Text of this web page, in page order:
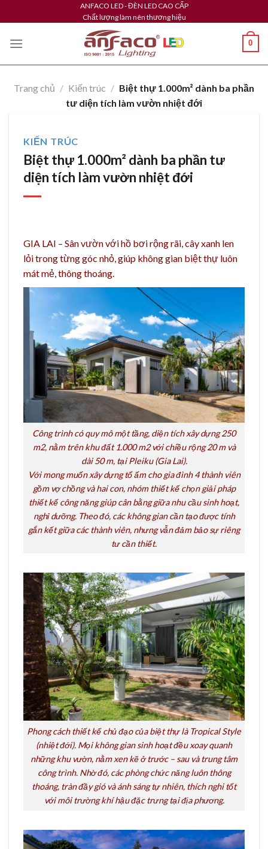
to
content
ANFACO LED - ĐÈN LED CAO CẤP
Chất lượng làm nên thương hiệu
0
Trang chủ / Kiến trúc / Biệt thự 1.000m² dành ba phần
tư diện tích làm vườn nhiệt đới
KIẾN TRÚC
Biệt thự 1.000m² dành ba phần tư
diện tích làm vườn nhiệt đới
GIA LAI – Sân vườn với hồ bơi rộng rãi, cây xanh len
lỏi trong từng góc nhỏ, giúp không gian biệt thự luôn
mát mẻ, thông thoáng.
Công trình có quy mô một tầng, diện tích xây dựng 250
m2, nằm trên khu đất 1.000 m2 với chiều rộng 20 m và
dài 50 m, tại Pleiku (Gia Lai).
Với mong muốn xây dựng tổ ấm cho gia đình 4 thành viên
gồm vợ chồng và hai con, nhóm thiết kế chọn giải pháp
thiết kế công năng giúp cân bằng giữa nhu cầu sinh hoạt,
nghỉ dưỡng. Theo đó, các không gian cần tạo được tính
gắn kết giữa các thành viên, nhưng vẫn đảm bảo sự riêng
tư cần thiết.
Phong cách thiết kế chủ đạo của biệt thự là Tropical Style
(nhiệt đới). Mọi không gian sinh hoạt đều xoay quanh
những khu vườn, nằm xen kẽ ở trước – sau và trung tâm
công trình. Nhờ đó, các phòng chức năng luôn thông
thoáng, tràn đầy gió và ánh sáng tự nhiên, thích nghi tốt
với môi trường khí hậu đặc trưng tại địa phương.